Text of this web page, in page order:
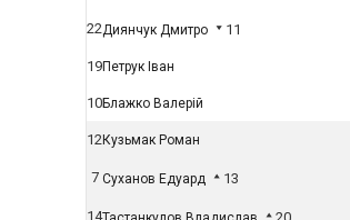
22Диянчук Дмитро 11
19Петрук Іван
10Блажко Валерій
12Кузьмак Роман
7 Суханов Едуард 13
14